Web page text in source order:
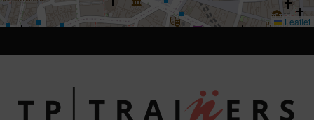
Leaflet